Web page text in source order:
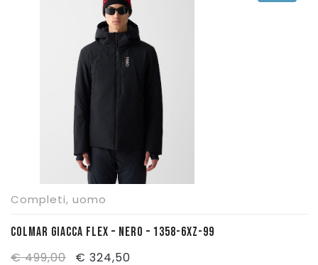
€ 499,00.€ 324,50.
Completi, uomo
COLMAR GIACCA FLEX – NERO – 1358-6XZ-99
€499,00
Il
€ 324,50